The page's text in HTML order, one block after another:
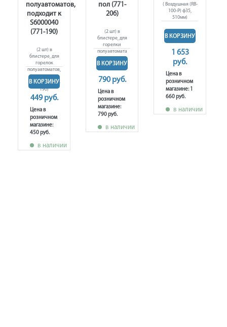
полуавтоматов,
подходит к
S6000040
(771-190)
(2 шт) в
блистере, для
горелок
полуавтоматов,
подходит к
S6000040 (771-
190)
В КОРЗИНУ
449 руб.
Цена в
розничном
магазине:
450 руб.
в наличии
пол (771-
206)
(2 шт) в
блистере, для
горелки
полуавтомата
В КОРЗИНУ
790 руб.
Цена в
розничном
магазине:
790 руб.
в наличии
( Воздушная (RB-
100-P) ф35,
510мм)
В КОРЗИНУ
1 653
руб.
Цена в
розничном
магазине: 1
660 руб.
в наличии